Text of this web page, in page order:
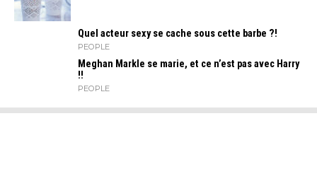
Quel acteur sexy se cache sous cette barbe ?!
PEOPLE
Meghan Markle se marie, et ce n’est pas avec Harry
!!
PEOPLE